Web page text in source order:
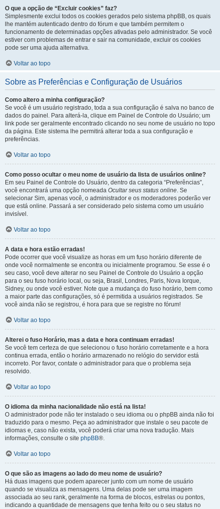
O que a opção de “Excluir cookies” faz?
Simplesmente exclui todos os cookies gerados pelo sistema phpBB, os quais
lhe mantém autenticado dentro do fórum e que também permitem o
funcionamento de determinadas opções ativadas pelo administrador. Se você
estiver com problemas de entrar e sair na comunidade, excluir os cookies
pode ser uma ajuda alternativa.
Voltar ao topo
Sobre as Preferências e Configuração de Usuários
Como altero a minha configuração?
Se você é um usuário registrado, toda a sua configuração é salva no banco de
dados do painel. Para alterá-la, clique em Painel de Controle do Usuário; um
link pode ser geralmente encontrado clicando no seu nome de usuário no topo
da página. Este sistema lhe permitirá alterar toda a sua configuração e
preferências.
Voltar ao topo
Como posso ocultar o meu nome de usuário da lista de usuários online?
Em seu Painel de Controle do Usuário, dentro da categoria “Preferências”,
você encontrará uma opção nomeada Ocultar seus status online. Se
selecionar Sim, apenas você, o administrador e os moderadores poderão ver
que está online. Passará a ser considerado pelo sistema como um usuário
invisível.
Voltar ao topo
A data e hora estão erradas!
Pode ocorrer que você visualize as horas em um fuso horário diferente de
onde você normalmente se encontra ou inicialmente programou. Se esse é o
seu caso, você deve alterar no seu Painel de Controle do Usuário a opção
para o seu fuso horário local, ou seja, Brasil, Londres, Paris, Nova Iorque,
Sidney, ou onde você estiver. Note que a mudança do fuso horário, bem como
a maior parte das configurações, só é permitida a usuários registrados. Se
você ainda não se registrou, é hora para que se registre no fórum!
Voltar ao topo
Alterei o fuso Horário, mas a data e hora continuam erradas!
Se você tem certeza de que selecionou o fuso horário corretamente e a hora
continua errada, então o horário armazenado no relógio do servidor está
incorreto. Por favor, contate o administrador para que o problema seja
resolvido.
Voltar ao topo
O idioma da minha nacionalidade não está na lista!
O administrador pode não ter instalado o seu idioma ou o phpBB ainda não foi
traduzido para o mesmo. Peça ao administrador que instale o seu pacote de
idiomas e, caso não exista, você poderá criar uma nova tradução. Mais
informações, consulte o site phpBB®.
Voltar ao topo
O que são as imagens ao lado do meu nome de usuário?
Há duas imagens que podem aparecer junto com um nome de usuário
quando se visualiza as mensagens. Uma delas pode ser uma imagem
associada ao seu rank, geralmente na forma de blocos, estrelas ou pontos,
indicando a quantidade de mensagens que tenha feito ou o seu status no